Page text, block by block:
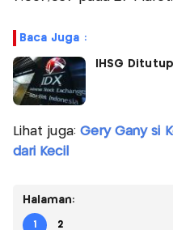
Baca Juga :
IHSG
Lihat juga: Gery Gany si
dari Kecil
Halaman:
1 2